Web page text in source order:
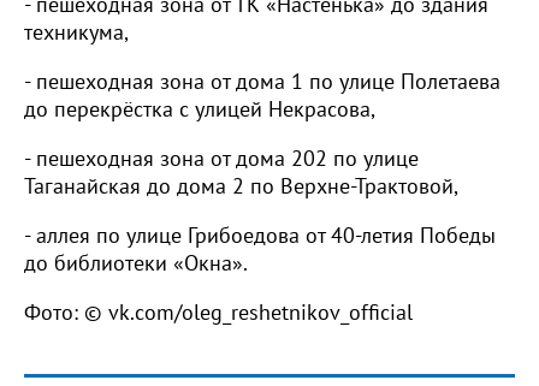
техникума,
- пешеходная зона от дома 1 по улице Полетаева
до перекрёстка с улицей Некрасова,
- пешеходная зона от дома 202 по улице
Таганайская до дома 2 по Верхне-Трактовой,
- аллея по улице Грибоедова от 40-летия Победы
до библиотеки «Окна».
Фото: © vk.com/oleg_reshetnikov_official